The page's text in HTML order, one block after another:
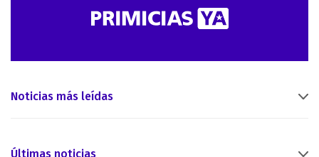
Noticias más leídas
Últimas noticias